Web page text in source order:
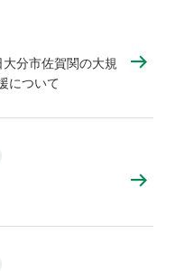
分市佐賀関の大規
について